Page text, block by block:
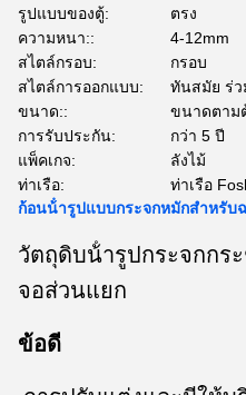
รูปแบบของตู้:
ตรง
ความหนา::
4-12mm
สไตล์กรอบ:
กรอบ
สไตล์การออกแบบ:
ทันสมัย ​​ร่ว
ขนาด::
ขนาดตาม
การรับประกัน:
กว่า 5 ปี
แพ็คเกจ:
ลังไม้
ท่าเรือ:
ท่าเรือ
ก้อนน้ํารูปแบบกระจกหมักสําหรับ
วัตถุดิบน้ํารูปกระจกกร
จอส่วนแยก
ข้อดี